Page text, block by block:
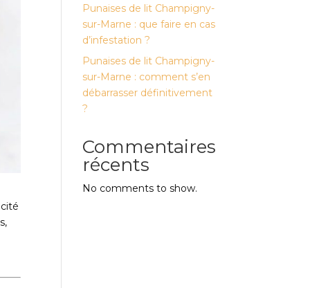
Punaises de lit Champigny-
sur-Marne : que faire en cas
d’infestation ?
Punaises de lit Champigny-
sur-Marne : comment s’en
débarrasser définitivement
?
Commentaires
récents
No comments to show.